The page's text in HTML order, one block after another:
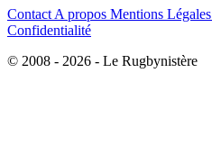
Contact A propos Mentions Légales
Confidentialité
© 2008 - 2026 - Le Rugbynistère